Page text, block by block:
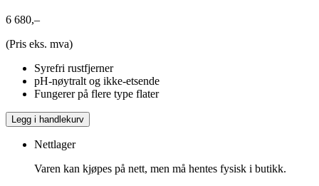
6 680,–
(Pris eks. mva)
Syrefri rustfjerner
pH-nøytralt og ikke-etsende
Fungerer på flere type flater
Legg i handlekurv
Nettlager
Varen kan kjøpes på nett, men må hentes fysisk i butikk.